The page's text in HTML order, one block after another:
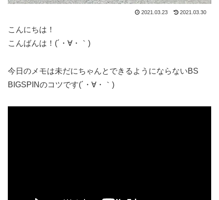
2021.03.23 2021.03.30
こんにちは！
こんばんは！(´・∀・｀)
今日のメモは未だにちゃんとできるようにならないBS
BIGSPINのコツです(´・∀・｀)